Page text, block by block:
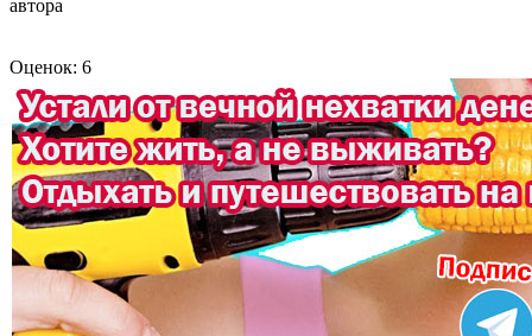
автора
Оценок: 6